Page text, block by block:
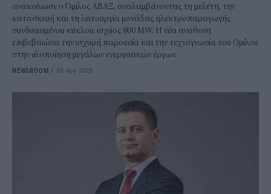
ανακοίνωσε ο Όμιλος ΑΒΑΞ, αναλαμβάνοντας τη μελέτη, την
κατασκευή και τη λειτουργία μονάδας ηλεκτροπαραγωγής
συνδυασμένου κύκλου, ισχύος 800 MW. Η νέα ανάθεση
επιβεβαιώνει την ισχυρή παρουσία και την τεχνογνωσία του Ομίλου
στην υλοποίηση μεγάλων ενεργειακών έργων.
NEWSROOM / 05 Αυγ 2026